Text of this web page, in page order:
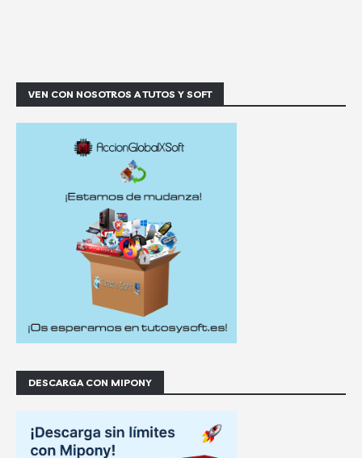
VEN CON NOSOTROS A TUTOS Y SOFT
DESCARGA CON MIPONY